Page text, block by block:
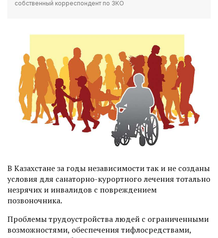
собственный корреспондент по ЗКО
В Казахстане за годы независимости так и не созданы
условия для санаторно-курортного лечения тотально
незрячих и инвалидов с повреждением
позвоночника.
Проблемы трудоустройства людей с ограниченными
возможностями, обеспечения тифлосредствами,